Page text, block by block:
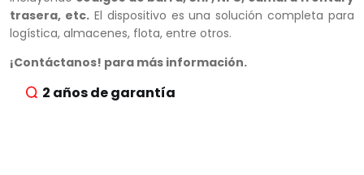
trasera, etc.El dispositivo es una solución completa para
logística, almacenes, flota, entre otros.
¡Contáctanos! para más información.
2 años de garantía